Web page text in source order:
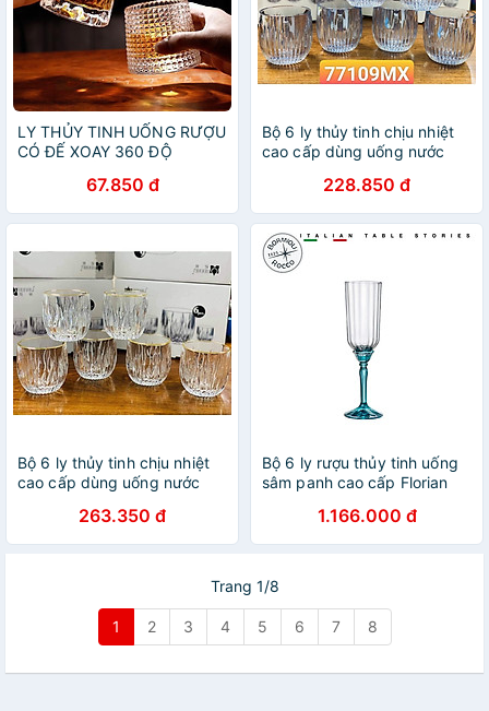
LY THỦY TINH UỐNG RƯỢU
CÓ ĐẾ XOAY 360 ĐỘ
NGẪU NHIÊN ) - VD91
67.850 đ
Bộ 6 ly thủy tinh chịu nhiệt
cao cấp dùng uống nước
228.850 đ
Bộ 6 ly thủy tinh chịu nhiệt
cao cấp dùng uống nước
263.350 đ
Bộ 6 ly rượu thủy tinh uống
sâm panh cao cấp Florian
Rocco - Italy1.166.000 đ
Trang 1/8
1 2 3 4 5 6 7 8